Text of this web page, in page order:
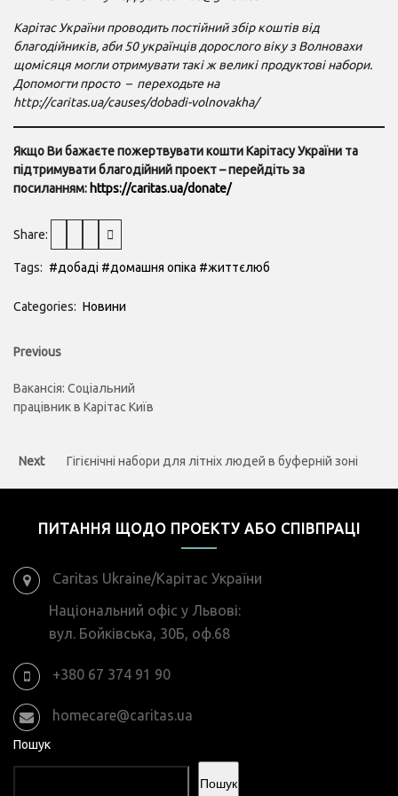
Карітас України проводить постійний збір коштів від
благодійників, аби 50 українців дорослого віку з Волновахи
щомісяця могли отримувати такі ж великі продуктові набори.
Допомогти просто – переходьте на
http://caritas.ua/causes/dobadi-volnovakha/
Якщо Ви бажаєте пожертвувати кошти Карітасу України та
підтримувати благодійний проект – перейдіть за
посиланням: https://caritas.ua/donate/
Share:
Tags: #добаді #домашня опіка #життєлюб
Categories: Новини
Навігація
записів
Previous
Previous
Вакансія: Соціальний
працівник в Карітас Київ
Next
Next
Гігієнічні набори для літніх людей в буферній зоні
ПИТАННЯ ЩОДО ПРОЕКТУ АБО СПІВПРАЦІ
Caritas Ukraine/Карітас України
Національний офіс у Львові:
вул. Бойківська, 30Б, оф.68
+380 67 374 91 90
homecare@caritas.ua
Пошук
Пошук